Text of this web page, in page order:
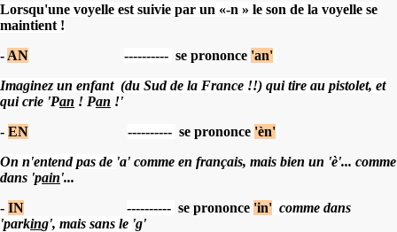
Lorsqu'une voyelle est suivie par un «-n » le son de la voyelle se
maintient !
- AN ---------- se prononce 'an'
Imaginez un enfant (du Sud de la France !!) qui tire au pistolet, et
qui crie 'Pan ! Pan !'
- EN ---------- se prononce 'èn'
On n'entend pas de 'a' comme en français, mais bien un 'è'... comme
dans 'pain'...
- IN ---------- se prononce 'in' comme dans
'parking', mais sans le 'g'